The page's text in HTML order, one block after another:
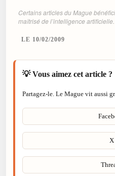
Certains articles du Mague
maîtrisé de l’intelligence artificielle.
LE 10/02/2009
💡 Vous aimez cet article ?
Partagez-le. Le Mague vit aussi
X